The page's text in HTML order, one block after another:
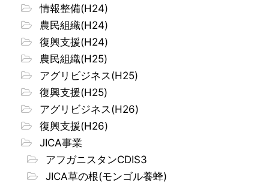
情報整備(H24)
農民組織(H24)
復興支援(H24)
農民組織(H25)
アグリビジネス(H25)
復興支援(H25)
アグリビジネス(H26)
復興支援(H26)
JICA事業
アフガニスタンCDIS3
JICA草の根(モンゴル養蜂)